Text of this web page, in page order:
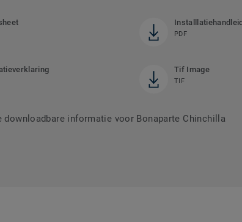
PDF
Tif Image
TIF
informatie voor Bonaparte Chinchilla